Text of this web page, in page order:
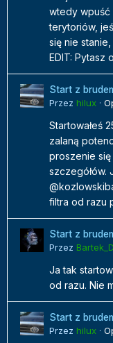
wtedy wpuść
terytoriów,
się nie
EDIT: Pytasz
Start z
Przez hilux ·
Startowałeś
zalaną
proszenie
szczegółów.
filtra od razu
Start z
Przez
Ja tak
od razu. Nie
Start z
Przez hilux ·